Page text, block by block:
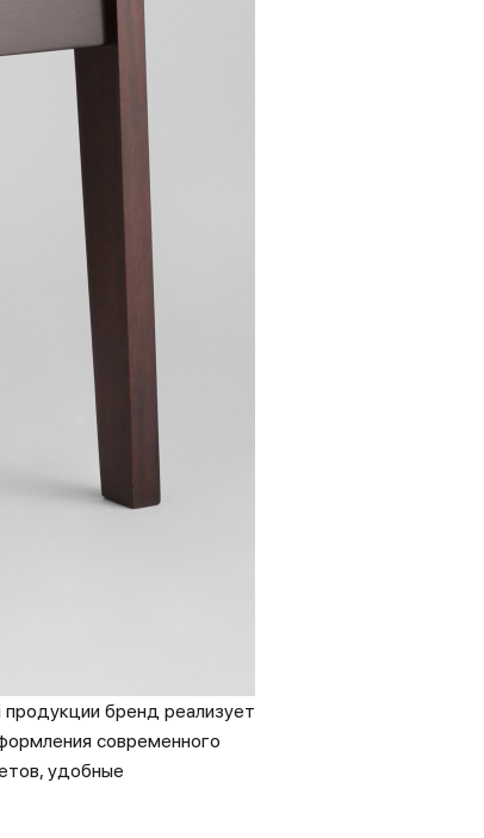
бренд реализует
современного
удобные